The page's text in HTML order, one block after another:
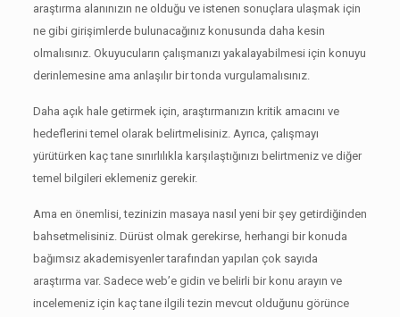
araştırma alanınızın ne olduğu ve istenen sonuçlara ulaşmak için
ne gibi girişimlerde bulunacağınız konusunda daha kesin
olmalısınız. Okuyucuların çalışmanızı yakalayabilmesi için konuyu
derinlemesine ama anlaşılır bir tonda vurgulamalısınız.
Daha açık hale getirmek için, araştırmanızın kritik amacını ve
hedeflerini temel olarak belirtmelisiniz. Ayrıca, çalışmayı
yürütürken kaç tane sınırlılıkla karşılaştığınızı belirtmeniz ve diğer
temel bilgileri eklemeniz gerekir.
Ama en önemlisi, tezinizin masaya nasıl yeni bir şey getirdiğinden
bahsetmelisiniz. Dürüst olmak gerekirse, herhangi bir konuda
bağımsız akademisyenler tarafından yapılan çok sayıda
araştırma var. Sadece web’e gidin ve belirli bir konu arayın ve
incelemeniz için kaç tane ilgili tezin mevcut olduğunu görünce